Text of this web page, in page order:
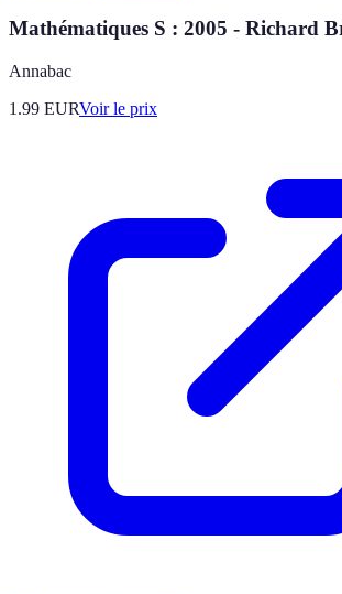
Mathématiques S : 2005 - Richard
Annabac
1.99 EURVoir le prix